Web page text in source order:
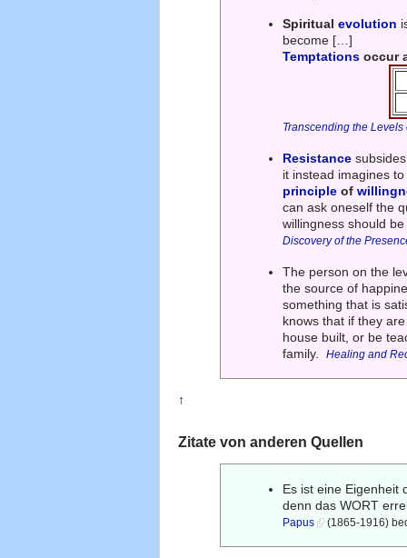
Spiritualevolution
become […]
Temptations occur
Transcending the
Resistance
it instead imagines
principle of
can ask oneself the
willingness should
Discovery of the
The person on the
the source of
something that is
knows that if they
house built, or be
family.
Healing and
↑
Zitate von anderen Quellen
Es ist eine Eigenheit
denn das WORT
Papus (1865-1916)